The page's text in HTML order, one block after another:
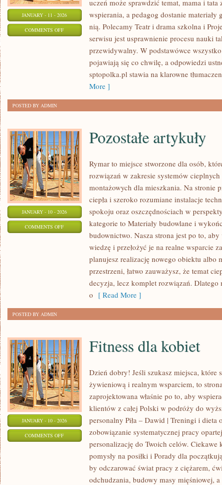
JANUARY - 11 - 2026
COMMENTS OFFON
PODSTAWOWA
uczeń może sprawdzić temat, mama i
wspierania, a pedagog dostanie
nią. Polecamy Teatr i drama szkolna i
serwisu jest usprawnienie procesu nauki
przewidywalny. W podstawówce
pojawiają się co chwilę, a odpowiedzi
sptopolka.pl stawia na klarowne
More ]
POSTED BY ADMIN
JANUARY - 10 - 2026
COMMENTS OFFON
POZOSTAŁE
Pozostałe artykuły
Rymar to miejsce stworzone dla osób,
rozwiązań w zakresie systemów
montażowych dla mieszkania. Na stronie
ciepła i szeroko rozumiane instalacje
spokoju oraz oszczędnościach w
kategorie to Materiały budowlane i
budownictwo. Nasza strona jest po to,
wiedzę i przełożyć je na realne wsparcie
planujesz realizację nowego obiektu albo
przestrzeni, łatwo zauważysz, że temat
decyzja, lecz komplet rozwiązań.
o [ Read More ]
POSTED BY ADMIN
JANUARY - 10 - 2026
COMMENTS OFFON
Fitness dla kobiet
Dzień dobry! Jeśli szukasz miejsca, które
żywieniową i realnym wsparciem, to
zaprojektowana właśnie po to, aby
klientów z całej Polski w podróży do
personalny Piła – Dawid | Treningi i dieta
zobowiązanie systematycznej pracy
personalizację do Twoich celów.
pomysły na posiłki i Porady dla
by odczarować świat pracy z ciężarem,
odchudzania, budowy masy mięśniowej,